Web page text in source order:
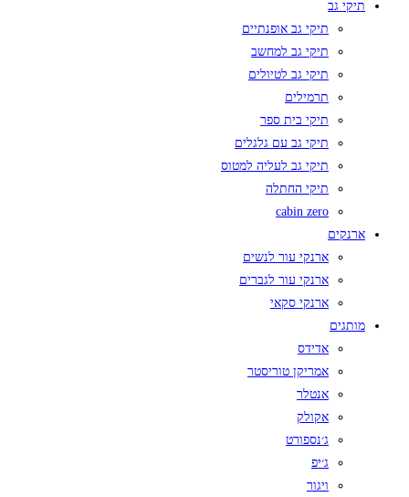
תיקי גב
תיקי גב אופנתיים
תיקי גב למחשב
תיקי גב לטיולים
תרמילים
תיקי בית ספר
תיקי גב עם גלגלים
תיקי גב לעליה למטוס
תיקי החתלה
cabin zero
ארנקים
ארנקי עור לנשים
ארנקי עור לגברים
ארנקי סקאי
מותגים
אדידס
אמריקן טוריסטר
אנטלר
אקולק
ג׳נספורט
ג׳יפ
ויגור